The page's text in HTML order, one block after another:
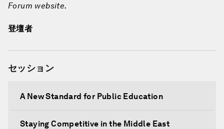
Forum website.
登壇者
セッション
A New Standard for Public Education
Staying Competitive in the Middle East